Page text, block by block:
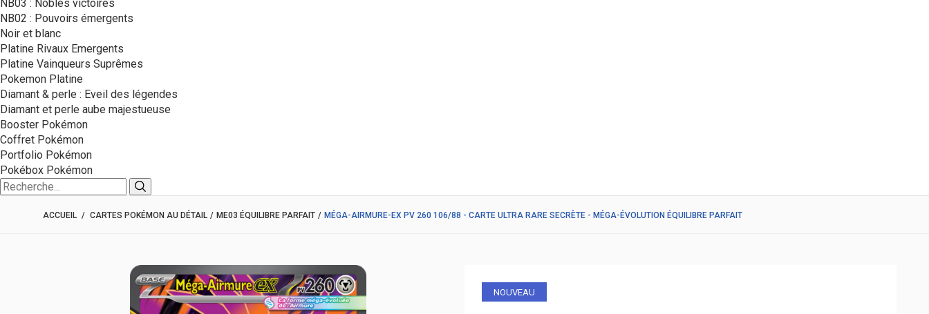
NB03 : Nobles victoires
NB02 : Pouvoirs émergents
Noir et blanc
Platine Rivaux Emergents
Platine Vainqueurs Suprêmes
Pokemon Platine
Diamant & perle : Eveil des légendes
Diamant et perle aube majestueuse
Booster Pokémon
Coffret Pokémon
Portfolio Pokémon
Pokébox Pokémon
ACCUEIL / CARTES POKÉMON AU DÉTAIL / ME03 ÉQUILIBRE PARFAIT / MÉGA-AIRMURE-EX PV 260 106/88 - CARTE ULTRA RARE SECRÈTE - MÉGA-ÉVOLUTION ÉQUILIBRE PARFAIT
NOUVEAU